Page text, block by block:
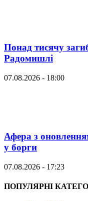
Понад тисячу
Радомишлі
07.08.2026 - 18:00
Афера з
у борги
07.08.2026 - 17:23
ПОПУЛЯРНІ